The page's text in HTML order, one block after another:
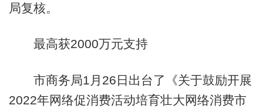
局复核。
最高获2000万元支持
市商务局1月26日出台了《关于鼓励开展
2022年网络促消费活动培育壮大网络消费市